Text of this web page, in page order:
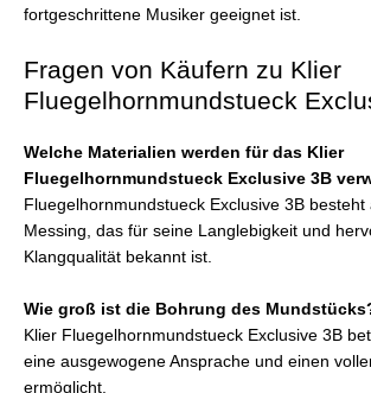
fortgeschrittene Musiker geeignet ist.
Fragen von Käufern zu Klier
Fluegelhornmundstueck
Welche Materialien werden für das Klier
Fluegelhornmundstueck Exclusive 3B
Fluegelhornmundstueck Exclusive 3B
Messing, das für seine Langlebigkeit und
Klangqualität bekannt ist.
Wie groß ist die Bohrung des
Klier Fluegelhornmundstueck Exclusive 3B
eine ausgewogene Ansprache und einen
ermöglicht.